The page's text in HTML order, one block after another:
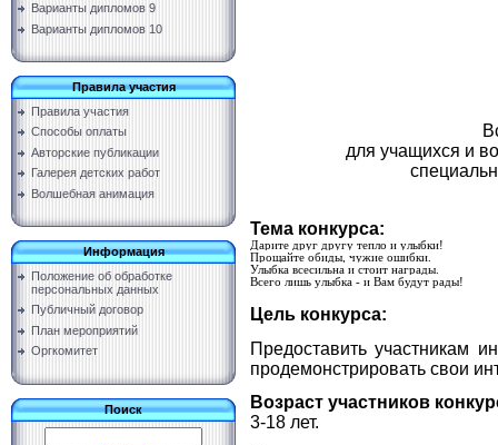
Варианты дипломов 9
Варианты дипломов 10
Правила участия
Правила участия
Способы оплаты
Авторские публикации
Галерея детских работ
Волшебная анимация
Информация
Положение об обработке
персональных данных
Публичный договор
План мероприятий
Оргкомитет
Поиск
для учащихся и
Тема конкурса:
Дарите друг другу тепло и улыбки!
Прощайте обиды, чужие ошибки.
Улыбка всесильна и стоит награды.
Всего лишь улыбка - и Вам будут рады!
Цель конкурса:
Предоставить участникам
продемонстрировать свои
Возраст участников
3-18 лет.